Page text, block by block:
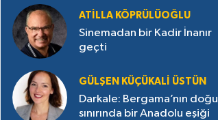
ATILLA KÖPRÜLÜOĞLU
Sinemadan bir Kadir İnanır
geçti
GÜLŞEN KÜÇÜKALI ÜSTÜN
Darkale: Bergama’nın doğu
sınırında bir Anadolu eşiği